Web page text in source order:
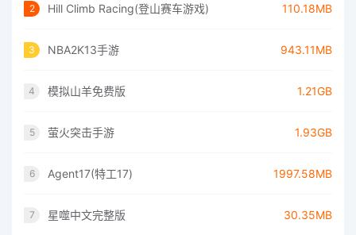
2 Hill Climb Racing(登山赛车游戏) 110.18MB
3 NBA2K13手游 943.11MB
4 模拟山羊免费版 1.21GB
5 萤火突击手游 1.93GB
6 Agent17(特工17) 1997.58MB
7 星噬中文完整版 30.35MB